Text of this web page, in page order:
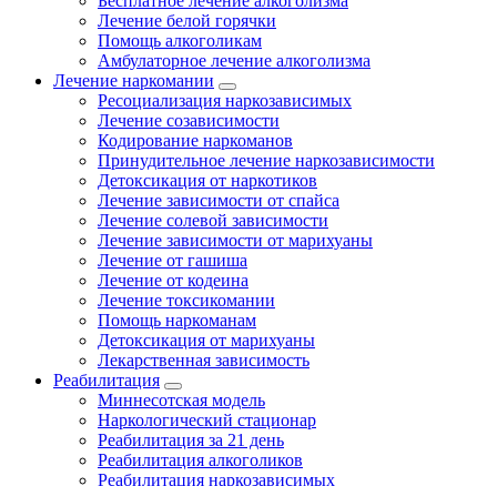
Лечение белой горячки
Помощь алкоголикам
Амбулаторное лечение алкоголизма
Лечение наркомании
Ресоциализация наркозависимых
Лечение созависимости
Кодирование наркоманов
Принудительное лечение наркозависимости
Детоксикация от наркотиков
Лечение зависимости от спайса
Лечение солевой зависимости
Лечение зависимости от марихуаны
Лечение от гашиша
Лечение от кодеина
Лечение токсикомании
Помощь наркоманам
Детоксикация от марихуаны
Лекарственная зависимость
Реабилитация
Миннесотская модель
Наркологический стационар
Реабилитация за 21 день
Реабилитация алкоголиков
Реабилитация наркозависимых